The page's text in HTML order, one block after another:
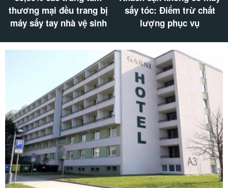
thương mại đều trang bị
máy sấy tay nhà vệ sinh
sấy tóc: Điểm trừ chất
lượng phục vụ